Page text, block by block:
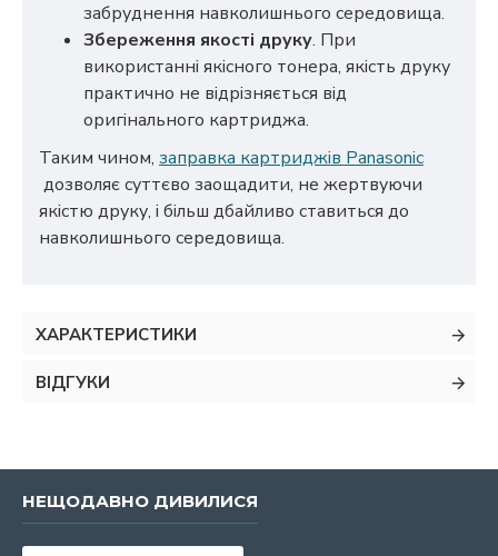
забруднення навколишнього середовища.
Збереження якості друку. При
використанні якісного тонера, якість друку
практично не відрізняється від
оригінального картриджа.
Таким чином, заправка картриджів Panasonic
дозволяє суттєво заощадити, не жертвуючи
якістю друку, і більш дбайливо ставиться до
навколишнього середовища.
ХАРАКТЕРИСТИКИ
ВІДГУКИ
НЕЩОДАВНО ДИВИЛИСЯ